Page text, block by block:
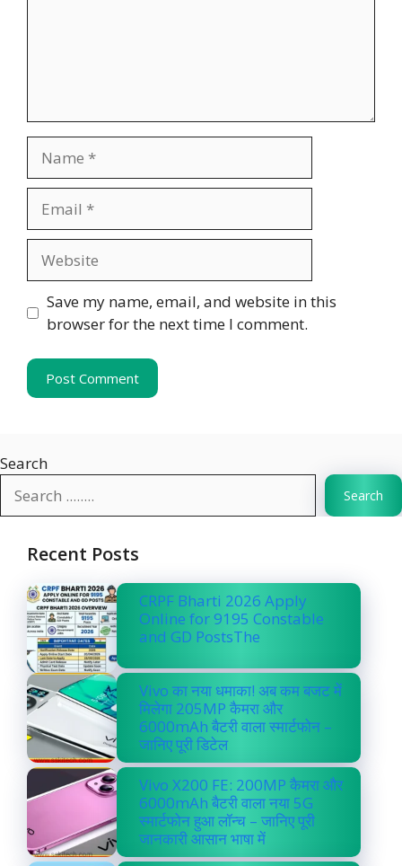
Save my name, email, and website in this
browser for the next time I comment.
Search
Search
Recent Posts
CRPF Bharti 2026 Apply
Online for 9195 Constable
and GD PostsThe
Vivo का नया धमाका! अब कम बजट में
मिलेगा 205MP कैमरा और
6000mAh बैटरी वाला स्मार्टफोन –
जानिए पूरी डिटेल
Vivo X200 FE: 200MP कैमरा और
6000mAh बैटरी वाला नया 5G
स्मार्टफोन हुआ लॉन्च – जानिए पूरी
जानकारी आसान भाषा में